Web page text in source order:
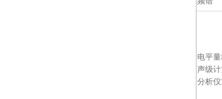
电平
声级
分析